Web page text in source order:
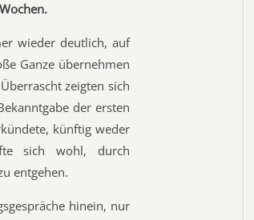
wieder deutlich, auf
Ganze übernehmen
zeigten sich
der ersten
künftig weder
sich wohl, durch
entgehen.
hinein, nur